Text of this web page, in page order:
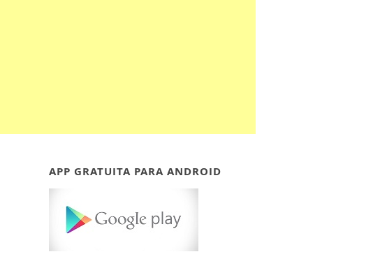
APP GRATUITA PARA ANDROID